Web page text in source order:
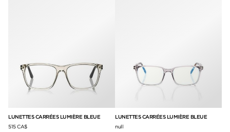
LUNETTES CARRÉES LUMIÈRE BLEUE
515 CA$
LUNETTES CARRÉES LUMIÈRE BLEUE
null